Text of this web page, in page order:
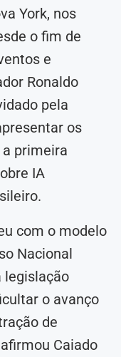
York, nos
o fim de
e
Ronaldo
pela
os
primeira
IA
com o modelo
Nacional
legislação
o avanço
de
Caiado